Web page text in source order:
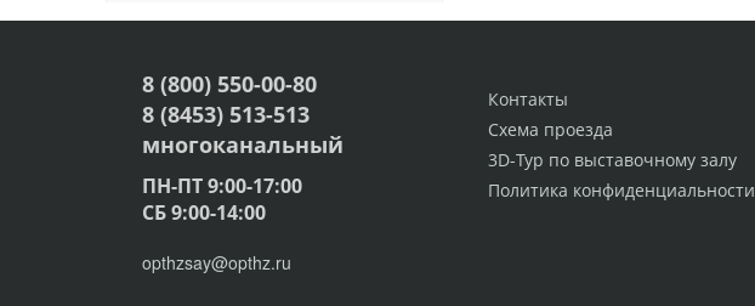
Контакты
Схема проезда
3D-Тур по выставочному залу
Политика конфиденциальности
8 (800) 550-00-80
8 (8453) 513-513
многоканальный
ПН-ПТ 9:00-17:00
СБ 9:00-14:00
opthzsay@opthz.ru